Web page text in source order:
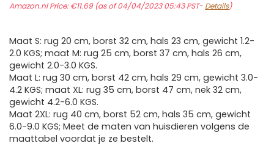
Amazon.nl Price:€11.69(as of 04/04/2023 05:43 PST- Details)
Maat S: rug 20 cm, borst 32 cm, hals 23 cm, gewicht 1.2-
2.0 KGS; maat M: rug 25 cm, borst 37 cm, hals 26 cm,
gewicht 2.0-3.0 KGS.
Maat L: rug 30 cm, borst 42 cm, hals 29 cm, gewicht 3.0-
4.2 KGS; maat XL: rug 35 cm, borst 47 cm, nek 32 cm,
gewicht 4.2-6.0 KGS.
Maat 2XL: rug 40 cm, borst 52 cm, hals 35 cm, gewicht
6.0-9.0 KGS; Meet de maten van huisdieren volgens de
maattabel voordat je ze bestelt.